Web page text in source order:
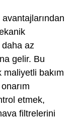
daha az
gelir. Bu
bakım
etmek,
filtrelerini